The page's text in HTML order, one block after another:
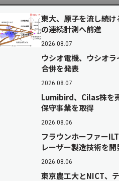
東大、原子を流し続
の連続計測へ前進
2026.08.07
ウシオ電機、ウシオ
合併を発表
2026.08.07
Lumibird、Cilas株を
保守事業を取得
2026.08.06
フラウンホーファー
レーザー製造技術を開
2026.08.06
東京農工大とNICT、